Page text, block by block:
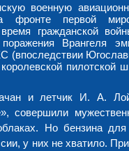
военную
фронте первой
гражданской
Врангеля
(впоследствии
пилотской
и летчик И. А.
совершили
Но бензина для
у них не хватило.